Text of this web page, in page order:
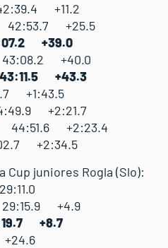
+11.2
42:53.7 +25.5
+39.0
43:08.2 +40.0
+43.3
+1:43.5
+2:21.7
44:51.6 +2:23.4
+2:34.5
Cup juniores Rogla (Slo):
29:11.0
+4.9
+8.7